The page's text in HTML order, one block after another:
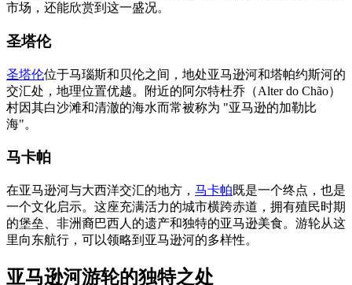
市场，还能欣赏到这一盛况。
圣塔伦
圣塔伦位于马瑙斯和贝伦之间，地处亚马逊河和塔帕约斯河的
交汇处，地理位置优越。附近的阿尔特杜乔（Alter do Chão）
村因其白沙滩和清澈的海水而常被称为 "亚马逊的加勒比
海"。
马卡帕
在亚马逊河与大西洋交汇的地方， 马卡帕既是一个终点，也是
一个文化启示。这座充满活力的城市横跨赤道，拥有殖民时期
的堡垒、非洲裔巴西人的遗产和独特的亚马逊美食。游轮从这
里向东航行，可以领略到亚马逊河的多样性。
亚马逊河游轮的独特之处